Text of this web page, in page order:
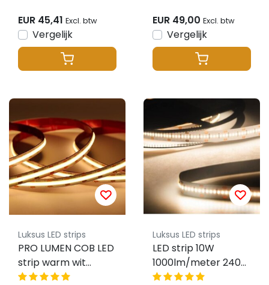
EUR 45,41 Excl. btw
Vergelijk
24VDC IP20 - 5
meter
EUR 49,00 Excl. btw
Vergelijk
Luksus LED strips
PRO LUMEN COB LED
strip warm wit
3000K 14W 2500LM
Luksus LED strips
LED strip 10W
1000lm/meter 240
LED 24VDC IP20